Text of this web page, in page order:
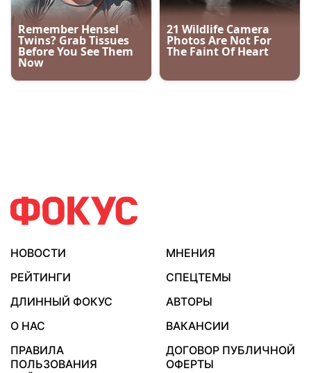
НОВОСТИ
МНЕНИЯ
РЕЙТИНГИ
СПЕЦТЕМЫ
ДЛИННЫЙ ФОКУС
АВТОРЫ
О НАС
ВАКАНСИИ
ПРАВИЛА
ПОЛЬЗОВАНИЯ
ДОГОВОР ПУБЛИЧНОЙ
ОФЕРТЫ